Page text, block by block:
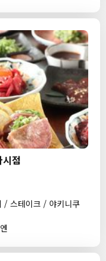
점
/ 스테이크 / 야키니쿠